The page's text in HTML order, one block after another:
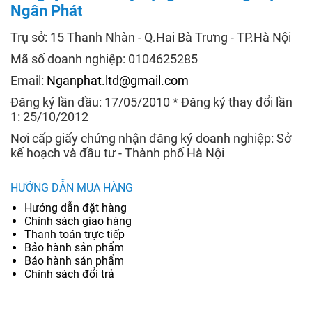
Ngân Phát
Trụ sở: 15 Thanh Nhàn - Q.Hai Bà Trưng - TP.Hà Nội
Mã số doanh nghiệp: 0104625285
Email: Nganphat.ltd@gmail.com
Đăng ký lần đầu: 17/05/2010 * Đăng ký thay đổi lần
1: 25/10/2012
Nơi cấp giấy chứng nhận đăng ký doanh nghiệp: Sở
kế hoạch và đầu tư - Thành phố Hà Nội
HƯỚNG DẪN MUA HÀNG
Hướng dẫn đặt hàng
Chính sách giao hàng
Thanh toán trực tiếp
Bảo hành sản phẩm
Bảo hành sản phẩm
Chính sách đổi trả